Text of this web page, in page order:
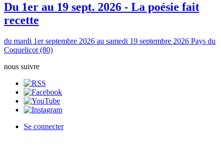
Du 1er au 19 sept. 2026 - La poésie fait
recette
du mardi 1er septembre 2026 au samedi 19 septembre 2026 Pays du
Coquelicot (80)
nous suivre
Se connecter